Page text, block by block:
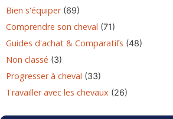
Bien s'équiper(69)
Comprendre son cheval (71)
Guides d'achat & Comparatifs (48)
Non classé (3)
Progresser à cheval (33)
Travailler avec les chevaux (26)